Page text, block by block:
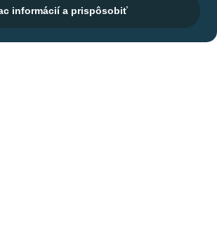
informácií a prispôsobiť